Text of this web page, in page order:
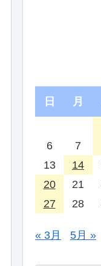
日 月
6
7
13
14
20
21
27
28
« 3月 5月 »